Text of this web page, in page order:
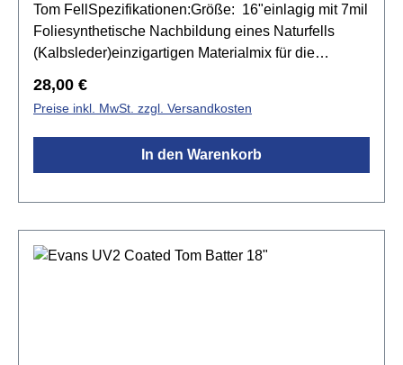
Tom FellSpezifikationen:Größe: 16"einlagig mit 7mil
Foliesynthetische Nachbildung eines Naturfells
(Kalbsleder)einzigartigen Materialmix für die
HaltbarkeitLevel 360 Technologieerweiterter
Stimmumfang
Regulärer Preis:
28,00 €
Preise inkl. MwSt. zzgl. Versandkosten
In den Warenkorb